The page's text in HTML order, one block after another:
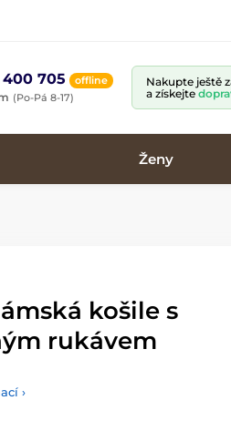
400 705 offline
(Po-Pá 8-17)
Nakupte ještě
a získejte
Ženy
košile s
rukávem
›